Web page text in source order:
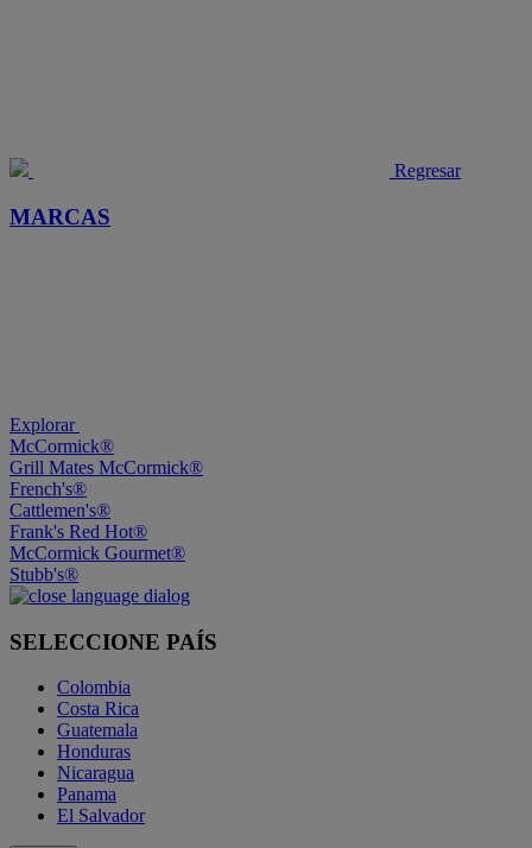
Regresar
MARCAS
Explorar
McCormick®
Grill Mates McCormick®
French's®
Cattlemen's®
Frank's Red Hot®
McCormick Gourmet®
Stubb's®
SELECCIONE PAÍS
Colombia
Costa Rica
Guatemala
Honduras
Nicaragua
Panama
El Salvador